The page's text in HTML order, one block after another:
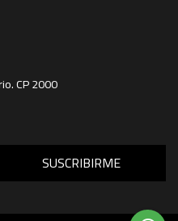
CP 2000
SUSCRIBIRME